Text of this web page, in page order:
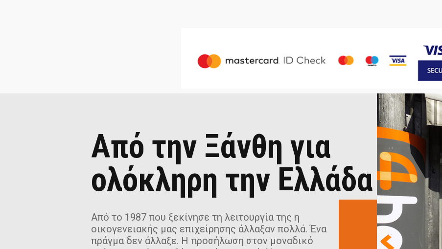
Από την Ξάνθη για
ολόκληρη την Ελλάδα
Από το 1987 που ξεκίνησε τη λειτουργία της η
οικογενειακής μας επιχείρησης άλλαξαν πολλά. Ένα
πράγμα δεν άλλαξε. Η προσήλωση στον μοναδικό